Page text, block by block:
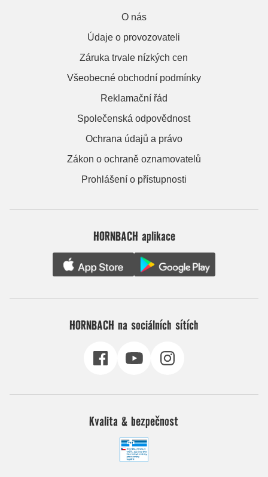
O nás
Údaje o provozovateli
Záruka trvale nízkých cen
Všeobecné obchodní podmínky
Reklamační řád
Společenská odpovědnost
Ochrana údajů a právo
Zákon o ochraně oznamovatelů
Prohlášení o přístupnosti
HORNBACH aplikace
HORNBACH na sociálních sítích
Kvalita & bezpečnost